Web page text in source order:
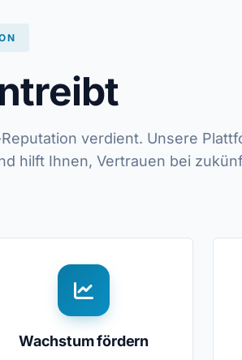
verdient. Unsere
hilft Ihnen, Vertrauen bei
Wachstum fördern